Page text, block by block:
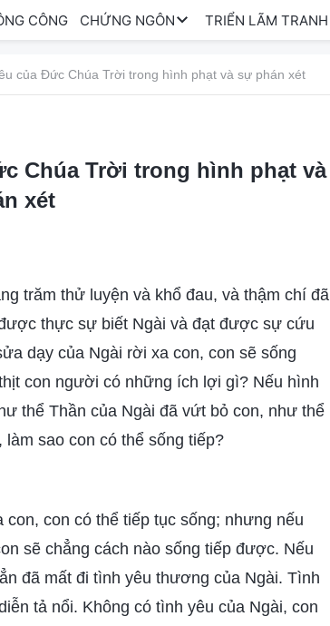
CÔNG CHỨNG NGÔN TRIỂN LÃM TRANH
của Đức Chúa Trời trong hình phạt và sự phán xét
Chúa Trời trong hình phạt và
xét
trăm thử luyện và khổ đau, và thậm chí đã
thực sự biết Ngài và đạt được sự cứu
dạy của Ngài rời xa con, con sẽ sống
con người có những ích lợi gì? Nếu hình
thể Thần của Ngài đã vứt bỏ con, như thể
sao con có thể sống tiếp?
con có thể tiếp tục sống; nhưng nếu
sẽ chẳng cách nào sống tiếp được. Nếu
đã mất đi tình yêu thương của Ngài. Tình
tả nổi. Không có tình yêu của Ngài, con